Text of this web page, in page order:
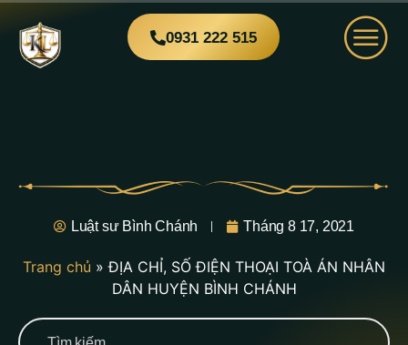
0931 222 515
Luật sư Bình Chánh Tháng 8 17, 2021
Trang chủ »ĐỊA CHỈ, SỐ ĐIỆN THOẠI TOÀ ÁN NHÂN
DÂN HUYỆN BÌNH CHÁNH